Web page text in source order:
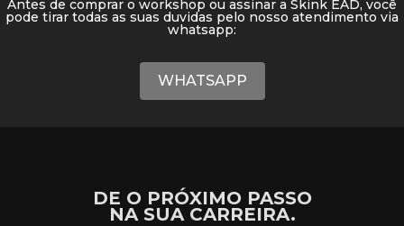
Antes de comprar o workshop ou assinar a Skink EAD, você
pode tirar todas as suas duvidas pelo nosso atendimento via
whatsapp:
WHATSAPP
DE O PRÓXIMO PASSO
NA SUA CARREIRA.